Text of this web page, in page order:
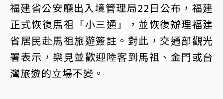
福建省公安廳出入境管理局22日公布，福建
正式恢復馬祖「小三通」，並恢復辦理福建
省居民赴馬祖旅遊簽註。對此，交通部觀光
署表示，樂見並歡迎陸客到馬祖、金門或台
灣旅遊的立場不變。